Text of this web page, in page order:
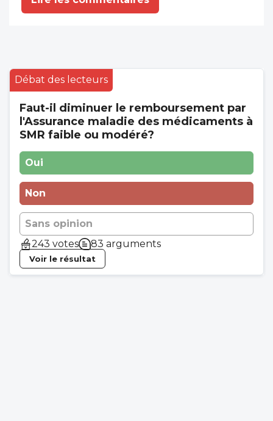
ne paie plus!"
Débat des lecteurs
Faut-il diminuer le remboursement par
l'Assurance maladie des médicaments à
SMR faible ou modéré?
Oui
Non
Sans opinion
243 votes
83 arguments
Voir le résultat